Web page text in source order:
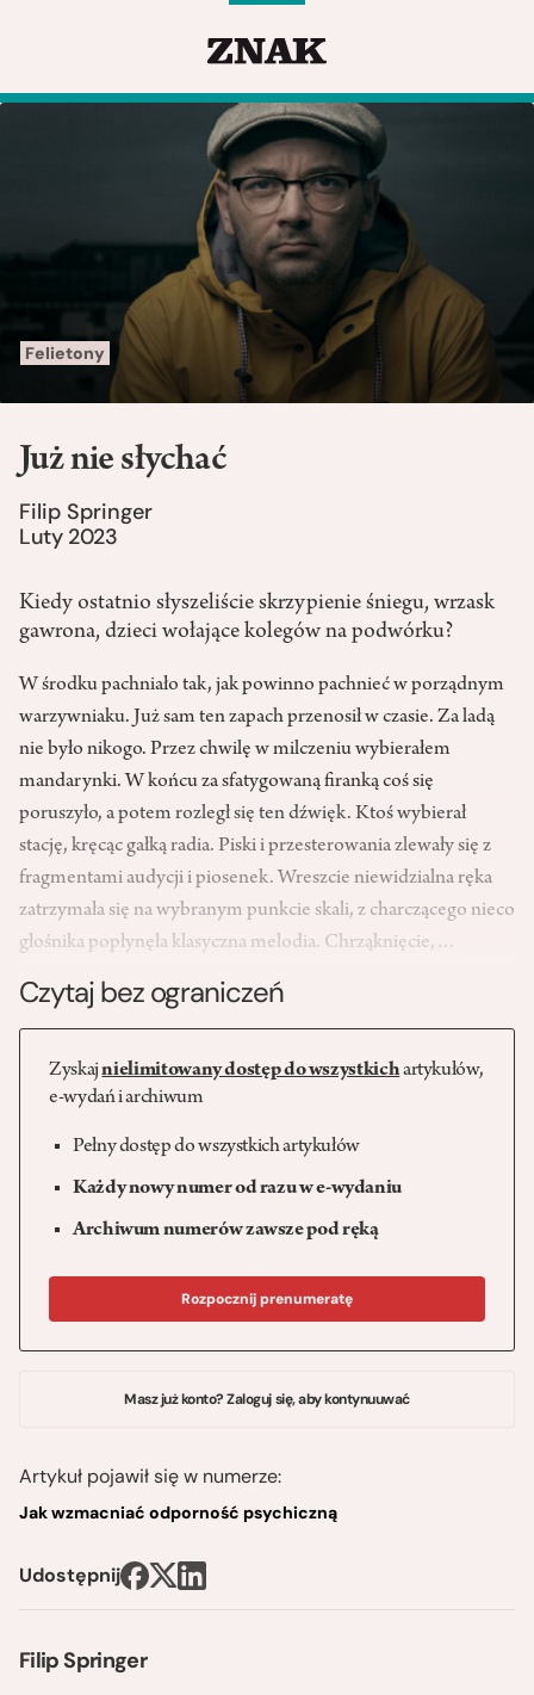
Felietony
Filip Springer
Już nie słychać
Filip Springer
Luty 2023
Kiedy ostatnio słyszeliście skrzypienie śniegu, wrzask
gawrona, dzieci wołające kolegów na podwórku?
W środku pachniało tak, jak powinno pachnieć w porządnym
warzywniaku. Już sam ten zapach przenosił w czasie. Za ladą
nie było nikogo. Przez chwilę w milczeniu wybierałem
mandarynki. W końcu za sfatygowaną firanką coś się
poruszyło, a potem rozległ się ten dźwięk. Ktoś wybierał
stację, kręcąc gałką radia. Piski i przesterowania zlewały się z
fragmentami audycji i piosenek. Wreszcie niewidzialna ręka
zatrzymała się na wybranym punkcie skali, z charczącego nieco
głośnika popłynęła klasyczna melodia. Chrząknięcie,…
Czytaj bez ograniczeń
Zyskajnielimitowany dostęp do wszystkichartykułów,
e-wydań i archiwum
Pełny dostęp do wszystkich artykułów
Każdy nowy numer od razu w e-wydaniu
Archiwum numerów zawsze pod ręką
Rozpocznij prenumeratę
Masz już konto? Zaloguj się, aby kontynuuwać
Artykuł pojawił się w numerze:
Jak wzmacniać odporność psychiczną
Udostępnij